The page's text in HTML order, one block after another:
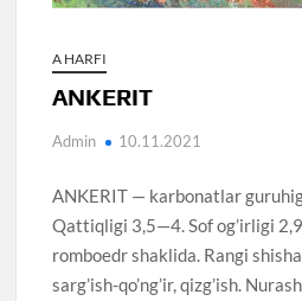
A HARFI
ANKERIT
Admin 10.11.2021
ANKERIT — karbonatlar
Qattiqligi 3,5—4. Sof og’irligi
romboedr shaklida. Rangi
sarg’ish-qo’ng’ir, qizg’ish.